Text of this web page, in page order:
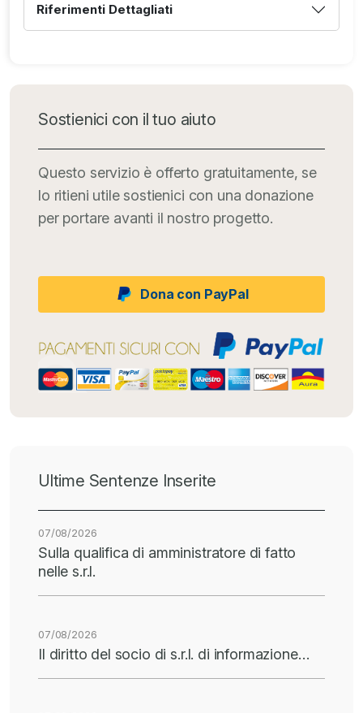
Riferimenti Dettagliati
Sostienici con il tuo aiuto
Questo servizio è offerto gratuitamente, se
lo ritieni utile sostienici con una donazione
per portare avanti il nostro progetto.
Dona con PayPal
Ultime Sentenze Inserite
07/08/2026
Sulla qualifica di amministratore di fatto
nelle s.r.l.
07/08/2026
Il diritto del socio di s.r.l. di informazione…